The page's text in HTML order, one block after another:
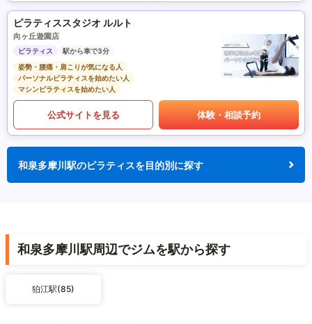
ピラティススタジオ ルルト
向ヶ丘遊園店
ピラティス
駅から車で3分
姿勢・腰痛・肩こりが気になる人
パーソナルピラティスを始めたい人
マシンピラティスを始めたい人
公式サイトを見る 体験・相談予約
和泉多摩川駅のピラティスを目的別に探す
和泉多摩川駅周辺でジムを駅から探す
狛江駅(85)